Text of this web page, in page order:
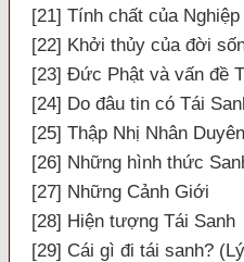
[21] Tính chất của Nghiệp
[22] Khởi thủy của đời
[23] Đức Phật và vấn đề
[24] Do đâu tin có Tái
[25] Thập Nhị Nhân Duyên
[26] Những hình thức
[27] Những Cảnh Giới
[28] Hiện tượng Tái Sanh
[29] Cái gì đi tái sanh?